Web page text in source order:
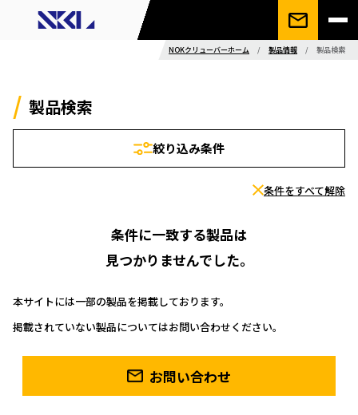
NOKクリューバーホーム / 製品情報 / 製品検索
製品検索
絞り込み条件
条件をすべて解除
条件に一致する製品は
見つかりませんでした。
本サイトには一部の製品を掲載しております。
掲載されていない製品についてはお問い合わせください。
お問い合わせ